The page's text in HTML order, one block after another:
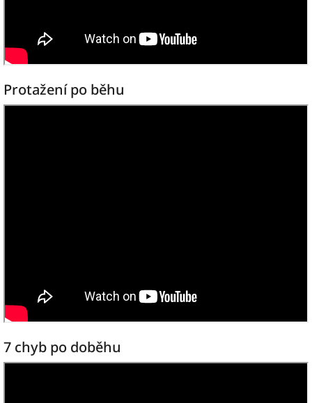
Protažení po běhu
7 chyb po doběhu